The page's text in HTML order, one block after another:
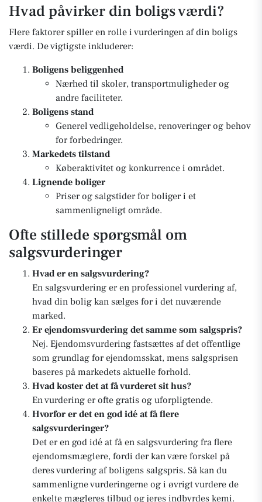
Hvad påvirker din boligs værdi?
Flere faktorer spiller en rolle i vurderingen af din boligs
værdi. De vigtigste inkluderer:
Boligens beliggenhed
Nærhed til skoler, transportmuligheder og
andre faciliteter.
Boligens stand
Generel vedligeholdelse, renoveringer og behov
for forbedringer.
Markedets tilstand
Køberaktivitet og konkurrence i området.
Lignende boliger
Priser og salgstider for boliger i et
sammenligneligt område.
Ofte stillede spørgsmål om
salgsvurderinger
Hvad er en salgsvurdering?
En salgsvurdering er en professionel vurdering af,
hvad din bolig kan sælges for i det nuværende
marked.
Er ejendomsvurdering det samme som salgspris?
Nej. Ejendomsvurdering fastsættes af det offentlige
som grundlag for ejendomsskat, mens salgsprisen
baseres på markedets aktuelle forhold.
Hvad koster det at få vurderet sit hus?
En vurdering er ofte gratis og uforpligtende.
Hvorfor er det en god idé at få flere
salgsvurderinger?
Det er en god idé at få en salgsvurdering fra flere
ejendomsmæglere, fordi der kan være forskel på
deres vurdering af boligens salgspris. Så kan du
sammenligne vurderingerne og i øvrigt vurdere de
enkelte mægleres tilbud og jeres indbyrdes kemi.